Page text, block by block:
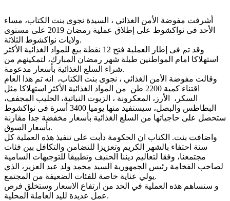
أشرفت مفوضة الأمن الغذائي ، السيدة نجوى بنت الكتاب، مساء
الأحد فى نواكشوط على إطلاق عملية رمضان 2019 على مستوى
ولايات نواكشوط الثلاثة.
وقد تم فى إطار العملية فتح 12 نقطة بيع للمواد الغذائية الأكثر
استهلاكا امام المواطنين طيلة شهر رمضان المبارك، لتمكينهم من
شراء السلع الغذائية بأسعار مدعومة.
وقالت مفوضة الأمن الغذائي ، نجوى بنت الكتاب، انه تم هذا العام
اقتناء كمية 2200 طن من المواد الغذائية الأكثر استهلاكا مثل
السكر، الأرز، المعكرونة ، الزيوت النباتية، الحليب المجفف،
البطاطس والبصل، سيستفيد منها يوميا 3400 أسرة فى نواكشوط
ستحصل على حاجياتها من السلع الغذائية بأسعار مخفضة جدا مقارنة
بأسعار السوق.
واضافت بنت. الكتاب ان الحكومة دأبت على تنفيذ هذه العملية كل
سنة احتفاء بالشهر الكريم وتعزيزا للتضامن والتكافل بين فئات
مجتمعنا، وفقا لتعاليم ديننا الحنيف وتطبيقا للتوجيهات السامية
لصاحب الفخامة رئيس الجمهورية السيد محمد ولد عبد العزيز، الذي
يولي عناية خاصة للفئات الضعيفة من المجتمع.
و ستساهم هذه العملية في الحد من ارتفاع الاسعار وستخلق فرص
عمل عديدة لليد العاملة المحلية.